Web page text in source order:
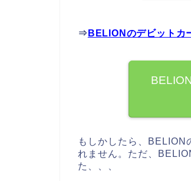
⇒ BELIONのデビットカ
もしかしたら、BELION
れません。ただ、
た、、、